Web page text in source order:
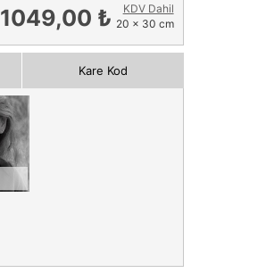
1049,00 ₺
KDV Dahil
20 x 30 cm
Kare Kod